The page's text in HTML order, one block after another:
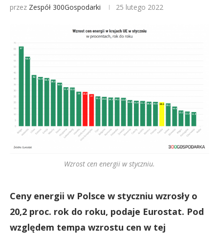
przez Zespół 300Gospodarki 25 lutego 2022
Wzrost cen energii w styczniu.
Ceny energii w Polsce w styczniu wzrosły o
20,2 proc. rok do roku, podaje Eurostat. Pod
względem tempa wzrostu cen w tej